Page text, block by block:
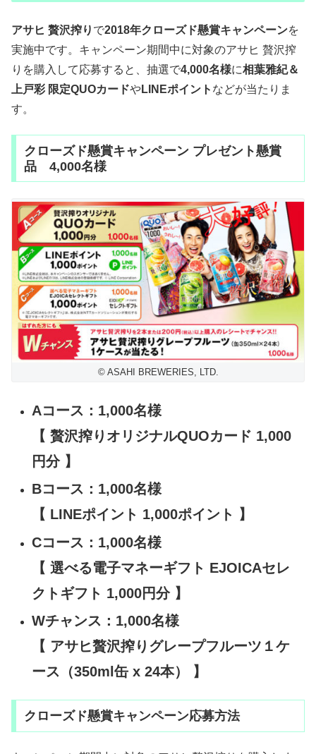
アサヒ 贅沢搾り で2018年クローズド懸賞キャンペーンを
実施中です。キャンペーン期間中に対象のアサヒ 贅沢搾
りを購入して応募すると、抽選で4,000名様に相葉雅紀＆
上戸彩 限定QUOカードやLINEポイント などが当たりま
す。
クローズド懸賞キャンペーン プレゼント懸賞
品 4,000名様
© ASAHI BREWERIES, LTD.
Aコース：1,000名様
【 贅沢搾りオリジナルQUOカード 1,000
円分 】
Bコース：1,000名様
【 LINEポイント 1,000ポイント 】
Cコース：1,000名様
【 選べる電子マネーギフト EJOICAセレ
クトギフト 1,000円分 】
Wチャンス：1,000名様
【 アサヒ贅沢搾りグレープフルーツ１ケ
ース（350ml缶 x 24本） 】
クローズド懸賞キャンペーン応募方法